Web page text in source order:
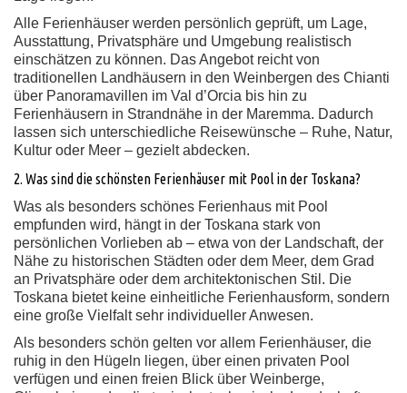
Alle Ferienhäuser werden persönlich geprüft, um Lage,
Ausstattung, Privatsphäre und Umgebung realistisch
einschätzen zu können. Das Angebot reicht von
traditionellen Landhäusern in den Weinbergen des Chianti
über Panoramavillen im Val d’Orcia bis hin zu
Ferienhäusern in Strandnähe in der Maremma. Dadurch
lassen sich unterschiedliche Reisewünsche – Ruhe, Natur,
Kultur oder Meer – gezielt abdecken.
2. Was sind die schönsten Ferienhäuser mit Pool in der Toskana?
Was als besonders schönes Ferienhaus mit Pool
empfunden wird, hängt in der Toskana stark von
persönlichen Vorlieben ab – etwa von der Landschaft, der
Nähe zu historischen Städten oder dem Meer, dem Grad
an Privatsphäre oder dem architektonischen Stil. Die
Toskana bietet keine einheitliche Ferienhausform, sondern
eine große Vielfalt sehr individueller Anwesen.
Als besonders schön gelten vor allem Ferienhäuser, die
ruhig in den Hügeln liegen, über einen privaten Pool
verfügen und einen freien Blick über Weinberge,